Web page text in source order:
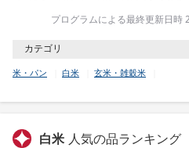
プログラムによる最終更新日時
カテゴリ
米・パン 白米 玄米・雑穀米
白米 人気の品ランキング